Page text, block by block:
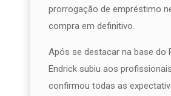
prorrogação de empréstimo
compra em definitivo.
Após se destacar na base do
Endrick subiu aos
confirmou todas as